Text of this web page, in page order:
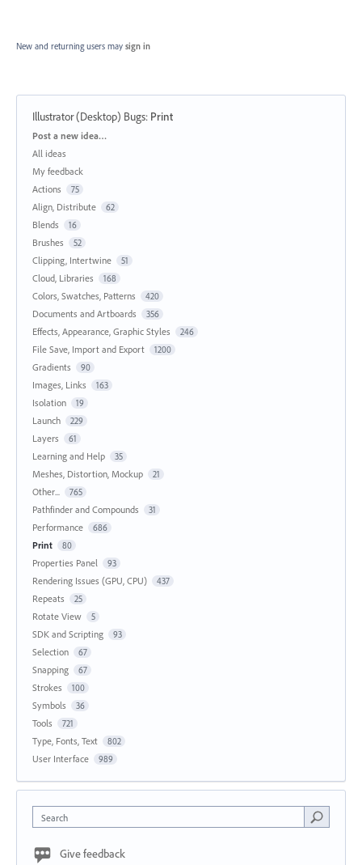
New and returning users may sign in
Illustrator (Desktop) Bugs: Print
Categories
Post a new idea…
All ideas
My feedback
Actions
75
Align, Distribute 62
Blends 16
Brushes 52
Clipping, Intertwine 51
Cloud, Libraries 168
Colors, Swatches, Patterns 420
Documents and Artboards 356
Effects, Appearance, Graphic Styles 246
File Save, Import and Export 1200
Gradients 90
Images, Links 163
Isolation 19
Launch 229
Layers 61
Learning and Help 35
Meshes, Distortion, Mockup 21
Other... 765
Pathfinder and Compounds 31
Performance 686
Print 80
Properties Panel 93
Rendering Issues (GPU, CPU) 437
Repeats 25
Rotate View 5
SDK and Scripting 93
Selection 67
Snapping 67
Strokes 100
Symbols 36
Tools 721
Type, Fonts, Text 802
User Interface 989
Search
Give feedback